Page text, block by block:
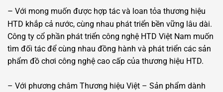
– Với mong muốn được hợp tác và loan tỏa thương hiệu
HTD khắp cả nước, cùng nhau phát triển bền vững lâu dài.
Công ty cổ phần phát triển công nghệ HTD Việt Nam muốn
tìm đối tác để cùng nhau đồng hành và phát triển các sản
phẩm đồ chơi công nghệ cao cấp của thương hiệu HTD.
– Với phương châm Thương hiệu Việt – Sản phẩm dành